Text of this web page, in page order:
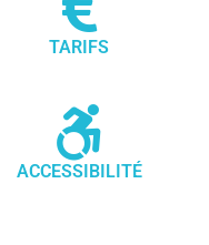
TARIFS
ACCESSIBILITÉ